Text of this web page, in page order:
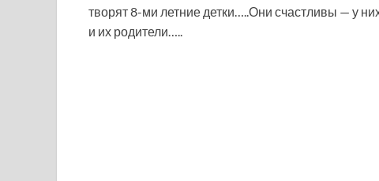
творят 8-ми летние детки…..Они счастливы — у
и их родители…..